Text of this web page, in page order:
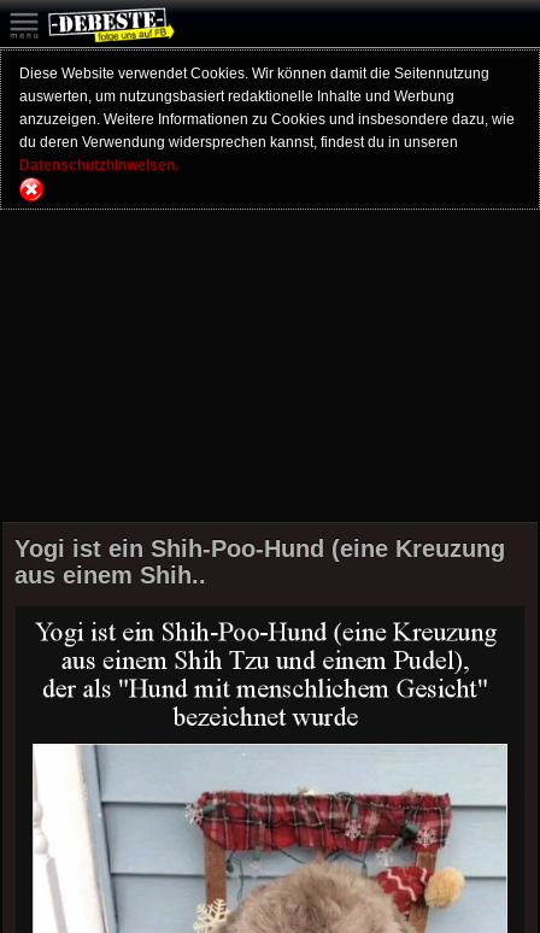
Diese Website verwendet Cookies. Wir können damit die Seitennutzung
auswerten, um nutzungsbasiert redaktionelle Inhalte und Werbung
anzuzeigen. Weitere Informationen zu Cookies und insbesondere dazu, wie
du deren Verwendung widersprechen kannst, findest du in unseren
Datenschutzhinweisen.
Yogi ist ein Shih-Poo-Hund (eine Kreuzung
aus einem Shih..